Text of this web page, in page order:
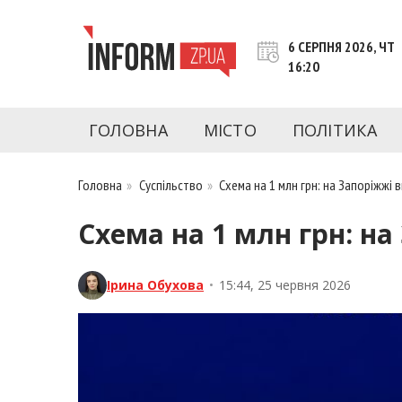
INFORM.ZP.UA – це інформаційний
Запоріжжя та Запорізької області на день.
6 СЕРПНЯ 2026, ЧТ
16:20
ГОЛОВНА МІСТО ПОЛІТИКА
Головна » Суспільство »Схема на 1 млн грн: на Запоріжжі
Схема на 1 млн грн:
Ірина Обухова • 15:44, 25 червня 2026